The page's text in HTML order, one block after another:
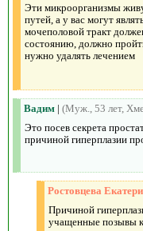
Эти микроорганизмы
путей, а у вас могут
мочеполовой тракт
состоянию, должно
нужно удалять лечением
Вадим | (Муж., 53 лет,
Это посев секрета
причиной гиперплазии
Ростовцева
Причиной
учащенные позывы